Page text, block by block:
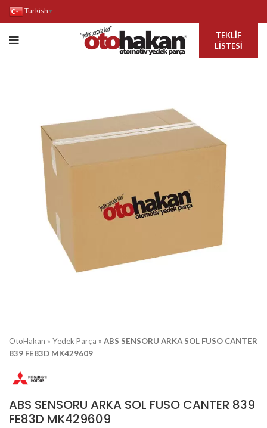
Turkish ▼
TEKLIF
LISTESI
OtoHakan » Yedek Parça » ABS SENSORU ARKA SOL FUSO CANTER
839 FE83D MK429609
ABS SENSORU ARKA SOL FUSO CANTER 839
FE83D MK429609